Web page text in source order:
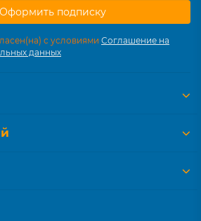
Оформить подписку
с условиями Соглашение на
данных